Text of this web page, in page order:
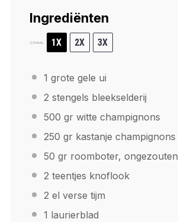
Ingrediënten
SCHAAL 1X 2X 3X
1 grote gele ui
2 stengels bleekselderij
500 gr witte champignons
250 gr kastanje champignons
50 gr roomboter, ongezouten
2 teentjes knoflook
2 el verse tijm
1 laurierblad